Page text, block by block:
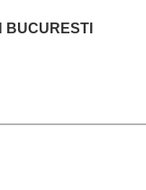
BUCURESTI